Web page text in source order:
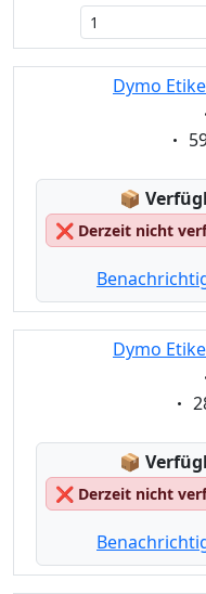
Dymo
📦
❌ Derzeit nicht
Dymo
📦
❌ Derzeit nicht